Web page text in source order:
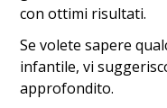
con ottimi risultati.
Se volete sapere
infantile, vi
approfondito.